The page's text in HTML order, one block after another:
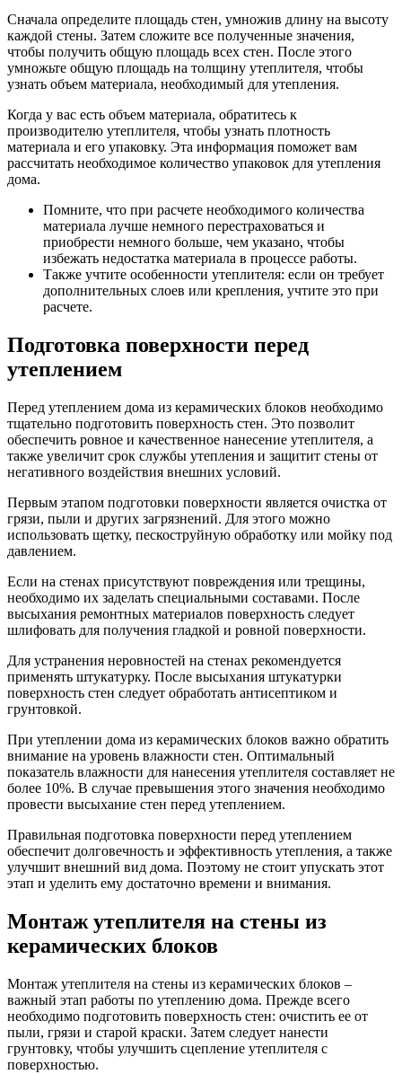
Сначала определите площадь стен, умножив длину на высоту
каждой стены. Затем сложите все полученные значения,
чтобы получить общую площадь всех стен. После этого
умножьте общую площадь на толщину утеплителя, чтобы
узнать объем материала, необходимый для утепления.
Когда у вас есть объем материала, обратитесь к
производителю утеплителя, чтобы узнать плотность
материала и его упаковку. Эта информация поможет вам
рассчитать необходимое количество упаковок для утепления
дома.
Помните, что при расчете необходимого количества
материала лучше немного перестраховаться и
приобрести немного больше, чем указано, чтобы
избежать недостатка материала в процессе работы.
Также учтите особенности утеплителя: если он требует
дополнительных слоев или крепления, учтите это при
расчете.
Подготовка поверхности перед
утеплением
Перед утеплением дома из керамических блоков необходимо
тщательно подготовить поверхность стен. Это позволит
обеспечить ровное и качественное нанесение утеплителя, а
также увеличит срок службы утепления и защитит стены от
негативного воздействия внешних условий.
Первым этапом подготовки поверхности является очистка от
грязи, пыли и других загрязнений. Для этого можно
использовать щетку, пескоструйную обработку или мойку под
давлением.
Если на стенах присутствуют повреждения или трещины,
необходимо их заделать специальными составами. После
высыхания ремонтных материалов поверхность следует
шлифовать для получения гладкой и ровной поверхности.
Для устранения неровностей на стенах рекомендуется
применять штукатурку. После высыхания штукатурки
поверхность стен следует обработать антисептиком и
грунтовкой.
При утеплении дома из керамических блоков важно обратить
внимание на уровень влажности стен. Оптимальный
показатель влажности для нанесения утеплителя составляет не
более 10%. В случае превышения этого значения необходимо
провести высыхание стен перед утеплением.
Правильная подготовка поверхности перед утеплением
обеспечит долговечность и эффективность утепления, а также
улучшит внешний вид дома. Поэтому не стоит упускать этот
этап и уделить ему достаточно времени и внимания.
Монтаж утеплителя на стены из
керамических блоков
Монтаж утеплителя на стены из керамических блоков –
важный этап работы по утеплению дома. Прежде всего
необходимо подготовить поверхность стен: очистить ее от
пыли, грязи и старой краски. Затем следует нанести
грунтовку, чтобы улучшить сцепление утеплителя с
поверхностью.